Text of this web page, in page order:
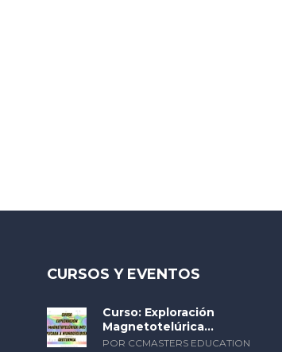
CURSOS Y EVENTOS
Curso: Exploración
Magnetotelúrica...
POR CCMASTERS EDUCATION